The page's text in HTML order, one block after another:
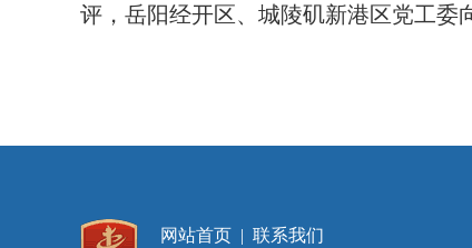
评，岳阳经开区、城陵矶新港区党工委
网站首页 | 联系我们